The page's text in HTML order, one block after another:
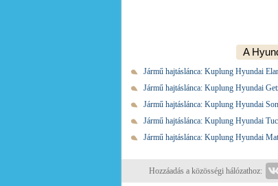
A
Jármű hajtáslánca: Kuplung Hyundai
Jármű hajtáslánca: Kuplung Hyundai
Jármű hajtáslánca: Kuplung Hyundai
Jármű hajtáslánca: Kuplung Hyundai
Jármű hajtáslánca: Kuplung Hyundai
Hozzáadás a közösségi hálózathoz: